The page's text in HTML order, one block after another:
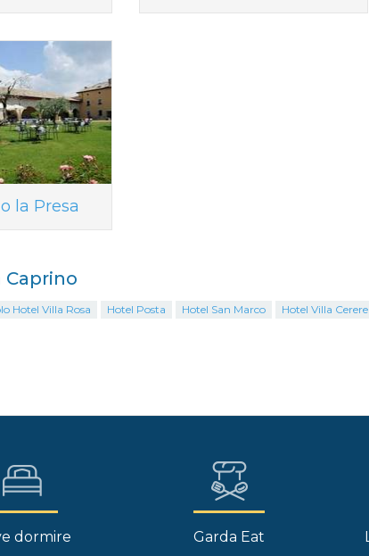
la Presa
Hotel Villa Rosa Hotel Posta Hotel San Marco Hotel Villa Cerere
dormire Garda Eat